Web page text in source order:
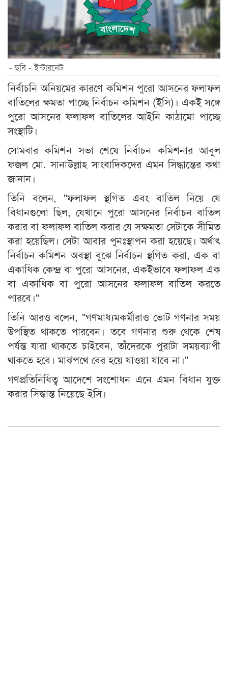
- ছবি - ইন্টারনেট
নির্বাচনি অনিয়মের কারণে কমিশন পুরো আসনের ফলাফল
বাতিলের ক্ষমতা পাচ্ছে নির্বাচন কমিশন (ইসি)। একই সঙ্গে
পুরো আসনের ফলাফল বাতিলের আইনি কাঠামো পাচ্ছে
সংস্থাটি।
সোমবার কমিশন সভা শেষে নির্বাচন কমিশনার আবুল
ফজল মো. সানাউল্লাহ সাংবাদিকদের এমন সিদ্ধান্তের কথা
জানান।
তিনি বলেন, "ফলাফল স্থগিত এবং বাতিল নিয়ে যে
বিধানগুলো ছিল, যেখানে পুরো আসনের নির্বাচন বাতিল
করার বা ফলাফল বাতিল করার যে সক্ষমতা সেটাকে সীমিত
করা হয়েছিল। সেটা আবার পুনঃস্থাপন করা হয়েছে। অর্থাৎ
নির্বাচন কমিশন অবস্থা বুঝে নির্বাচন স্থগিত করা, এক বা
একাধিক কেন্দ্র বা পুরো আসনের, একইভাবে ফলাফল এক
বা একাধিক বা পুরো আসনের ফলাফল বাতিল করতে
পারবে।"
তিনি আরও বলেন, "গণমাধ্যমকর্মীরাও ভোট গণনার সময়
উপস্থিত থাকতে পারবেন। তবে গণনার শুরু থেকে শেষ
পর্যন্ত যারা থাকতে চাইবেন, তাঁদেরকে পুরাটা সময়ব্যাপী
থাকতে হবে। মাঝপথে বের হয়ে যাওয়া যাবে না।"
গণপ্রতিনিধিত্ব আদেশে সংশোধন এনে এমন বিধান যুক্ত
করার সিদ্ধান্ত নিয়েছে ইসি।